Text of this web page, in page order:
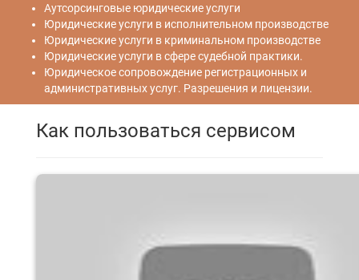
Аутсорсинговые юридические услуги
Юридические услуги в исполнительном производстве
Юридические услуги в криминальном производстве
Юридические услуги в сфере судебной практики.
Юридическое сопровождение регистрационных и
административных услуг. Разрешения и лицензии.
Как пользоваться сервисом